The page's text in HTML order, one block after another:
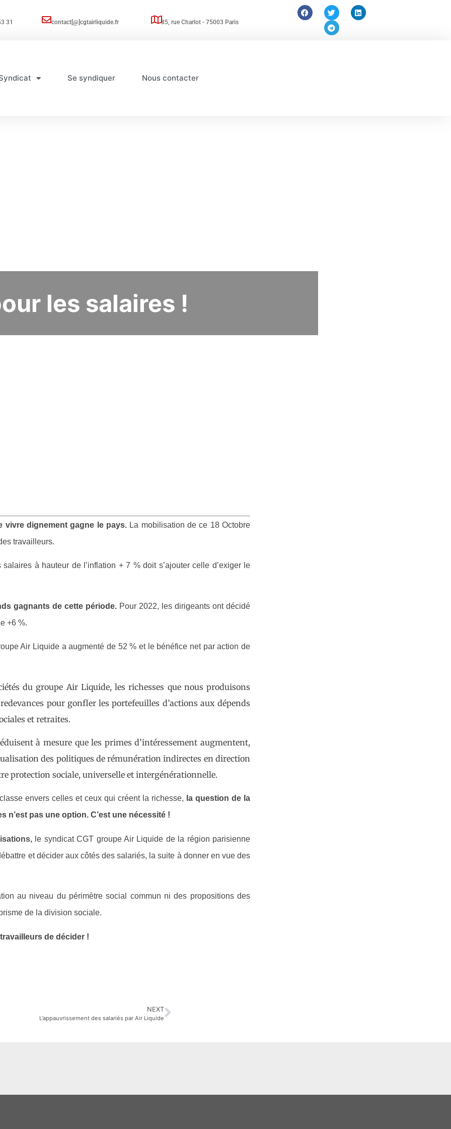
31 contact[@]cgtairliquide.fr 85, rue Charlot - 75003 Paris
Se syndiquer Nous contacter
les salaires !
vivre dignement gagne le pays. La mobilisation de ce 18 Octobre
travailleurs.
à hauteur de l’inflation + 7 % doit s’ajouter celle d’exiger le
gagnants de cette période. Pour 2022, les dirigeants ont décidé
+6 %.
Air Liquide a augmenté de 52 % et le bénéfice net par action de
du groupe Air Liquide, les richesses que nous produisons
pour gonfler les portefeuilles d’actions aux dépends
et retraites.
à mesure que les primes d’intéressement augmentent,
des politiques de rémunération indirectes en direction
protection sociale, universelle et intergénérationnelle.
envers celles et ceux qui créent la richesse, la question de la
n’est pas une option. C’est une nécessité !
le syndicat CGT groupe Air Liquide de la région parisienne
et décider aux côtés des salariés, la suite à donner en vue des
au niveau du périmètre social commun ni des propositions des
de la division sociale.
de décider !
NEXT
L’appauvrissement des salariés par Air Liquide